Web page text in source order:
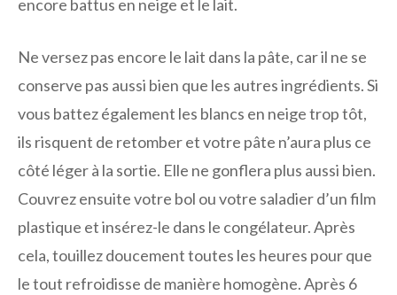
encore battus en neige et le lait.
Ne versez pas encore le lait dans la pâte, car il ne se
conserve pas aussi bien que les autres ingrédients. Si
vous battez également les blancs en neige trop tôt,
ils risquent de retomber et votre pâte n’aura plus ce
côté léger à la sortie. Elle ne gonflera plus aussi bien.
Couvrez ensuite votre bol ou votre saladier d’un film
plastique et insérez-le dans le congélateur. Après
cela, touillez doucement toutes les heures pour que
le tout refroidisse de manière homogène. Après 6